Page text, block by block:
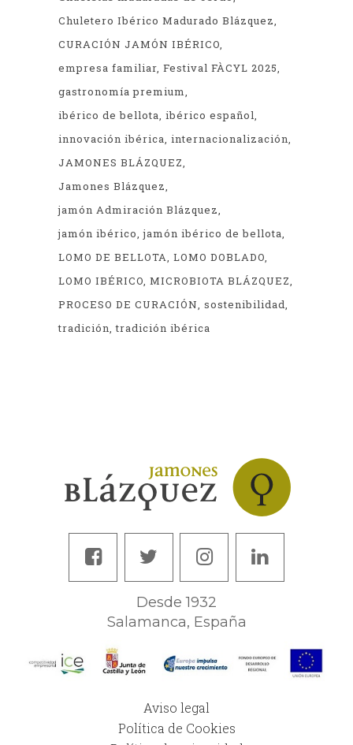
Chuletero Ibérico Madurado Blázquez
CURACIÓN JAMÓN IBÉRICO
empresa familiar Festival FÀCYL 2025
gastronomía premium
ibérico de bellota ibérico español
innovación ibérica internacionalización
JAMONES BLÁZQUEZ
Jamones Blázquez
jamón Admiración Blázquez
jamón ibérico jamón ibérico de bellota
LOMO DE BELLOTA LOMO DOBLADO
LOMO IBÉRICO MICROBIOTA BLÁZQUEZ
PROCESO DE CURACIÓN sostenibilidad
tradición tradición ibérica
Desde 1932
Salamanca, España
Aviso legal
Política de Cookies